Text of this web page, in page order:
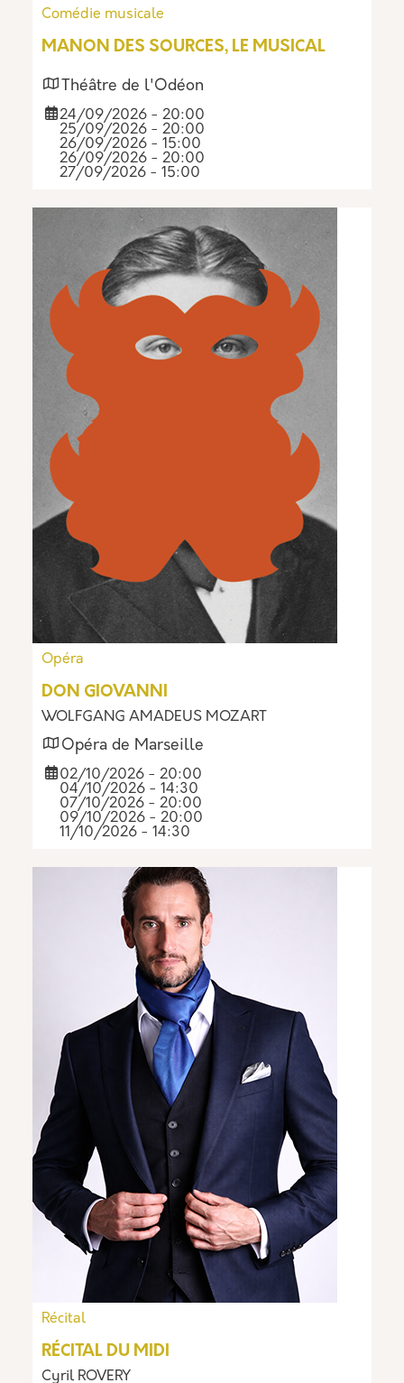
Comédie musicale
MANON DES SOURCES, LE MUSICAL
Théâtre de l'Odéon
24/09/2026 - 20:00
25/09/2026 - 20:00
26/09/2026 - 15:00
26/09/2026 - 20:00
27/09/2026 - 15:00
Opéra
DON GIOVANNI
WOLFGANG AMADEUS MOZART
Opéra de Marseille
02/10/2026 - 20:00
04/10/2026 - 14:30
07/10/2026 - 20:00
09/10/2026 - 20:00
11/10/2026 - 14:30
Récital
RÉCITAL DU MIDI
Cyril ROVERY